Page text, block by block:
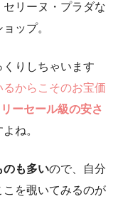
リーヌ・プラダな
ップ。
くりしちゃいます
からこそのお宝価
ーセール級の安さ
ね。
のも多いので、自分
を覗いてみるのが